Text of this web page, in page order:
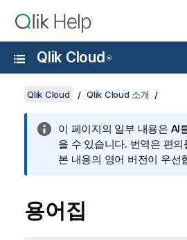
Qlik Cloud ®
Qlik Cloud Qlik Cloud 소개
이 페이지의 일부 내용은 AI
을 수 있습니다. 번역은 편
본 내용의 영어 버전이 우선
용어집